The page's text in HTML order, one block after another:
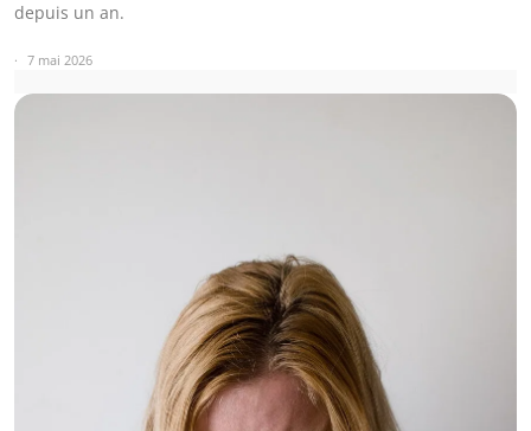
depuis un an.
7 mai 2026